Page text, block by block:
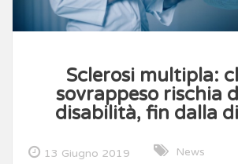
Sclerosi multipla:
sovrappeso rischia
disabilità, fin dalla
13 Giugno 2019 News